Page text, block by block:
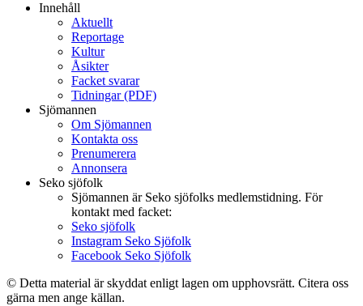
Innehåll
Aktuellt
Reportage
Kultur
Åsikter
Facket svarar
Tidningar (PDF)
Sjömannen
Om Sjömannen
Kontakta oss
Prenumerera
Annonsera
Seko sjöfolk
Sjömannen är Seko sjöfolks medlemstidning. För
kontakt med facket:
Seko sjöfolk
Instagram Seko Sjöfolk
Facebook Seko Sjöfolk
© Detta material är skyddat enligt lagen om upphovsrätt. Citera oss
gärna men ange källan.